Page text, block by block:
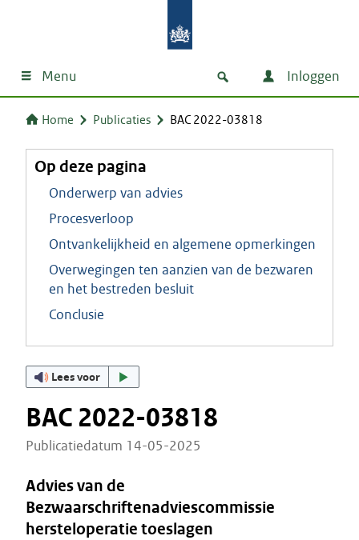
Menu Inloggen
Home Publicaties BAC 2022-03818
Op deze pagina
Onderwerp van advies
Procesverloop
Ontvankelijkheid en algemene opmerkingen
Overwegingen ten aanzien van de bezwaren
en het bestreden besluit
Conclusie
Lees voor
BAC 2022-03818
Publicatiedatum 14-05-2025
Advies van de
Bezwaarschriftenadviescommissie
hersteloperatie toeslagen